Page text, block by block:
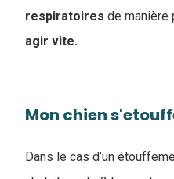
respiratoires de manière
agir vite.
Mon chien
Dans le cas d’un